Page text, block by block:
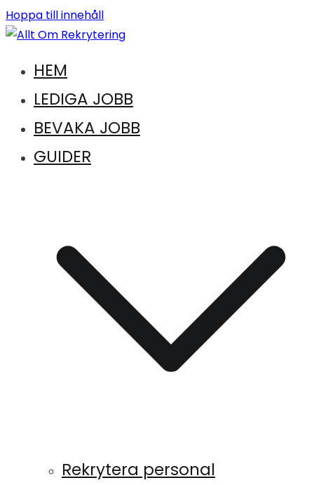
Hoppa till innehåll
Allt Om Rekrytering
Vägen till en ny karriär. Vägen till drömkandidaten
HEM
LEDIGA JOBB
BEVAKA JOBB
GUIDER
Rekrytera personal